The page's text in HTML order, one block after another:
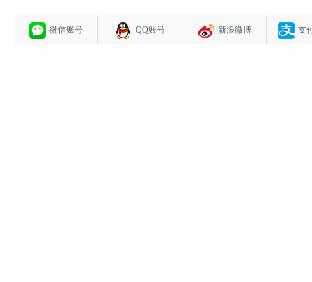
微信账号 QQ账号 新浪微博 支